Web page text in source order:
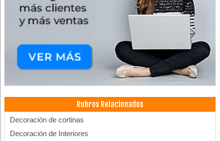
Rubros Relacionados
Decoración de cortinas
Decoración de Interiores